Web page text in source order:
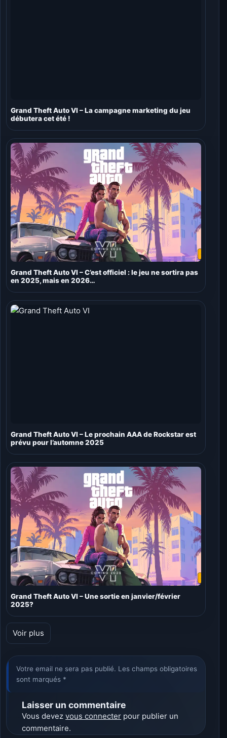
Grand Theft Auto VI – La campagne marketing du jeu
débutera cet été !
Grand Theft Auto VI – C’est officiel : le jeu ne sortira pas
en 2025, mais en 2026…
Grand Theft Auto VI – Le prochain AAA de Rockstar est
prévu pour l’automne 2025
Grand Theft Auto VI – Une sortie en janvier/février
2025?
Voir plus
Votre email ne sera pas publié. Les champs obligatoires
sont marqués *
Laisser un commentaire
Vous devezvous connecter pour publier un
commentaire.